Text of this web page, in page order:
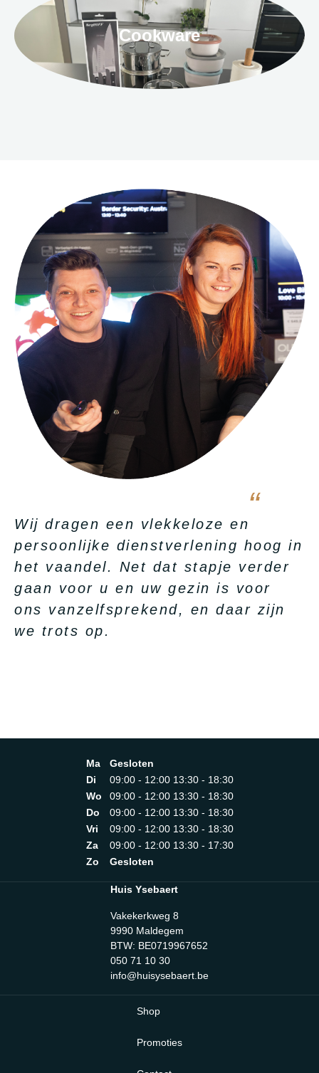
Cookware
Wij dragen een vlekkeloze en
persoonlijke dienstverlening hoog in
het vaandel. Net dat stapje verder
gaan voor u en uw gezin is voor
ons vanzelfsprekend, en daar zijn
we trots op.
Ma
Gesloten
Di
09:00 - 12:00 13:30 - 18:30
Wo
09:00 - 12:00 13:30 - 18:30
Do
09:00 - 12:00 13:30 - 18:30
Vri
09:00 - 12:00 13:30 - 18:30
Za
09:00 - 12:00 13:30 - 17:30
Zo
Gesloten
Huis Ysebaert
Vakekerkweg 8
9990 Maldegem
BTW: BE0719967652
050 71 10 30
info@huisysebaert.be
Shop
Promoties